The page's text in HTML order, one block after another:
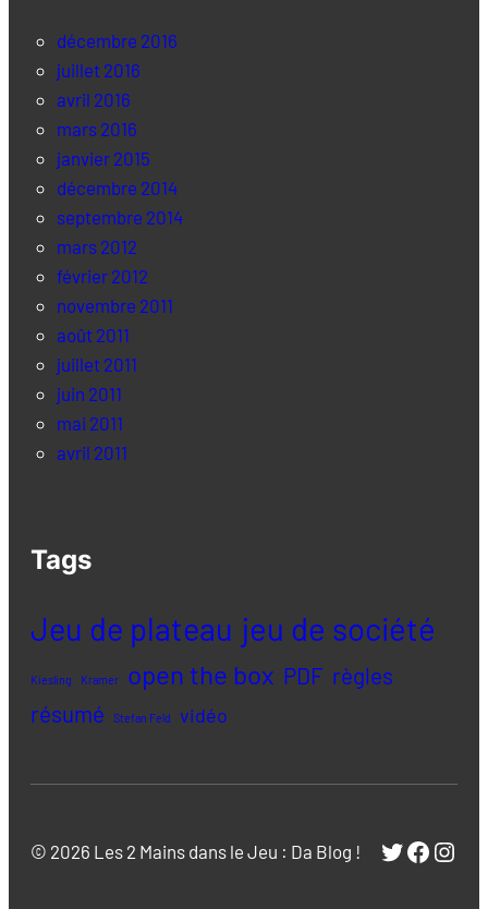
décembre 2016
juillet 2016
avril 2016
mars 2016
janvier 2015
décembre 2014
septembre 2014
mars 2012
février 2012
novembre 2011
août 2011
juillet 2011
juin 2011
mai 2011
avril 2011
Tags
Jeu de plateau jeu de société
Kiesling Kramer open the box PDF règles
résumé
Stefan Feld vidéo
© 2026 Les 2 Mains dans le Jeu : Da Blog ! Twitter